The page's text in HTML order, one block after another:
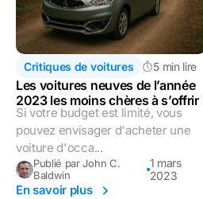
Critiques de voitures 5 min lire
Les voitures neuves de l’année
2023 les moins chères à s’offrir
Si votre budget est limité, vous
pouvez envisager d'acheter une
voiture d'occa...
Publié par John C.
Baldwin
1 mars
2023
En savoir plus